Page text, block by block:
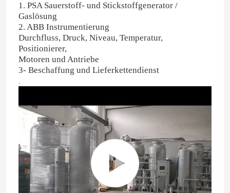
1. PSA Sauerstoff- und Stickstoffgenerator /
Gaslösung
2. ABB Instrumentierung
Durchfluss, Druck, Niveau, Temperatur,
Positionierer,
Motoren und Antriebe
3- Beschaffung und Lieferkettendienst
.